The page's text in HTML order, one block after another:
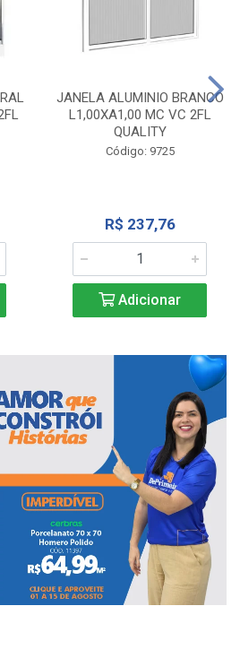
JANELA ALUMINIO BRANCO
L1,00XA1,00 MC VC 2FL
QUALITY
Código: 9725
R$ 237,76
Adicionar